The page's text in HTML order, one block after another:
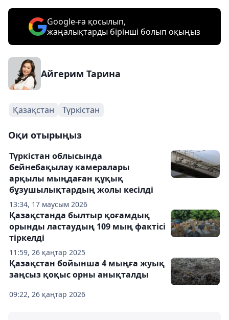
Google-ға қосылып,
жаңалықтарды бірінші болып оқыңыз
Айгерим Тарина
Қазақстан Түркістан
Оқи отырыңыз
13:34, 17 маусым 2026
Түркістан облысында
бейнебақылау камералары
арқылы мыңдаған құқық
бұзушылықтардың жолы кесілді
11:59, 26 қаңтар 2025
Қазақстанда былтыр қоғамдық
орынды ластаудың 109 мың фактісі
тіркелді
09:22, 26 қаңтар 2026
Қазақстан бойынша 4 мыңға жуық
заңсыз қоқыс орны анықталды